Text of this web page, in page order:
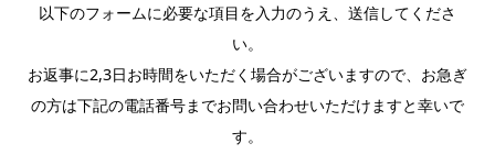
以下のフォームに必要な項目を入力のうえ、送信してくださ
い。
お返事に2,3日お時間をいただく場合がございますので、お急ぎ
の方は下記の電話番号までお問い合わせいただけますと幸いで
す。